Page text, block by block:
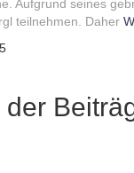
Aufgrund seines
teilnehmen. Daher